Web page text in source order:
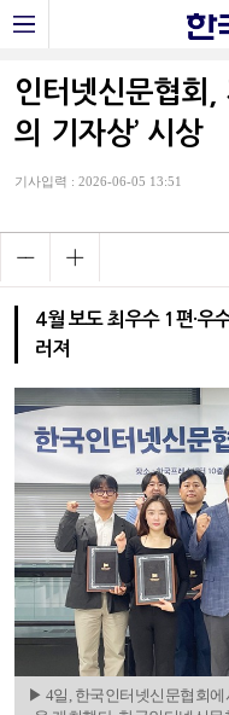
인터넷신문협회,
의 기자상’ 시상
기사입력 : 2026-06-05 13:51
4월 보도 최우수 1편·우
러져
▶ 4일, 한국인터넷신문협회에